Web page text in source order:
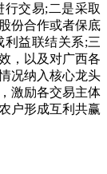
交易;二是采取
份合作或者保底
利益联结关系;三
，以及对广西各
况纳入核心龙头
激励各交易主体
户形成互利共赢